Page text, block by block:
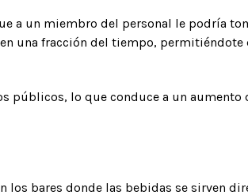
a un miembro del personal le podría
una fracción del tiempo, permitiéndote
públicos, lo que conduce a un aumento
bares donde las bebidas se sirven